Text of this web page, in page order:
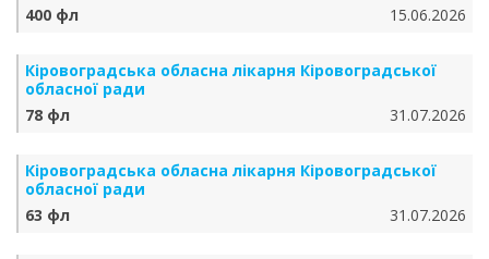
400 фл
15.06.2026
Кіровоградська обласна лікарня Кіровоградської
обласної ради
78 фл
31.07.2026
Кіровоградська обласна лікарня Кіровоградської
обласної ради
63 фл
31.07.2026